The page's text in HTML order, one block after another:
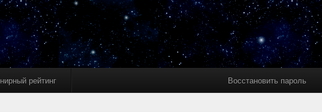
рейтинг Восстановить пароль